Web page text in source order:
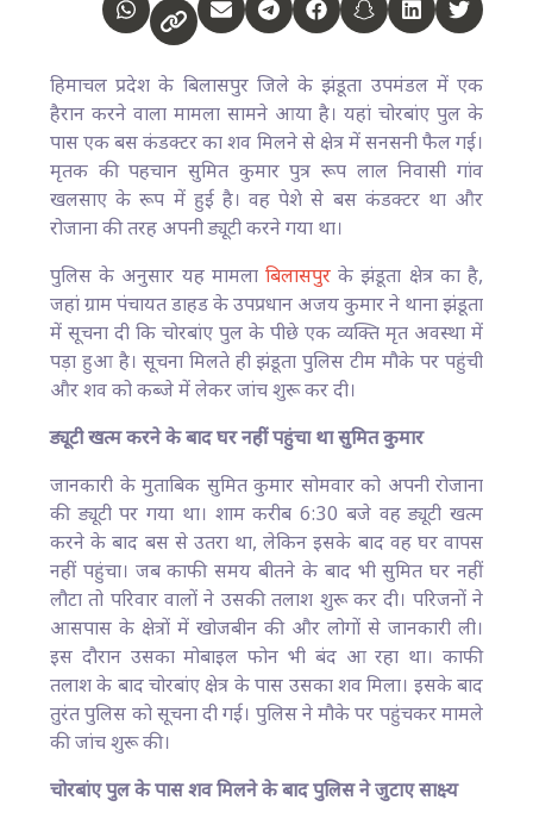
हिमाचल प्रदेश के बिलासपुर जिले के झंडूता उपमंडल में एक
हैरान करने वाला मामला सामने आया है। यहां चोरबांए पुल के
पास एक बस कंडक्टर का शव मिलने से क्षेत्र में सनसनी फैल गई।
मृतक की पहचान सुमित कुमार पुत्र रूप लाल निवासी गांव
खलसाए के रूप में हुई है। वह पेशे से बस कंडक्टर था और
रोजाना की तरह अपनी ड्यूटी करने गया था।
पुलिस के अनुसार यह मामला बिलासपुरके झंडूता क्षेत्र का है,
जहां ग्राम पंचायत डाहड के उपप्रधान अजय कुमार ने थाना झंडूता
में सूचना दी कि चोरबांए पुल के पीछे एक व्यक्ति मृत अवस्था में
पड़ा हुआ है। सूचना मिलते ही झंडूता पुलिस टीम मौके पर पहुंची
और शव को कब्जे में लेकर जांच शुरू कर दी।
ड्यूटी खत्म करने के बाद घर नहीं पहुंचा था सुमित कुमार
जानकारी के मुताबिक सुमित कुमार सोमवार को अपनी रोजाना
की ड्यूटी पर गया था। शाम करीब 6:30 बजे वह ड्यूटी खत्म
करने के बाद बस से उतरा था, लेकिन इसके बाद वह घर वापस
नहीं पहुंचा। जब काफी समय बीतने के बाद भी सुमित घर नहीं
लौटा तो परिवार वालों ने उसकी तलाश शुरू कर दी। परिजनों ने
आसपास के क्षेत्रों में खोजबीन की और लोगों से जानकारी ली।
इस दौरान उसका मोबाइल फोन भी बंद आ रहा था। काफी
तलाश के बाद चोरबांए क्षेत्र के पास उसका शव मिला। इसके बाद
तुरंत पुलिस को सूचना दी गई। पुलिस ने मौके पर पहुंचकर मामले
की जांच शुरू की।
चोरबांए पुल के पास शव मिलने के बाद पुलिस ने जुटाए साक्ष्य